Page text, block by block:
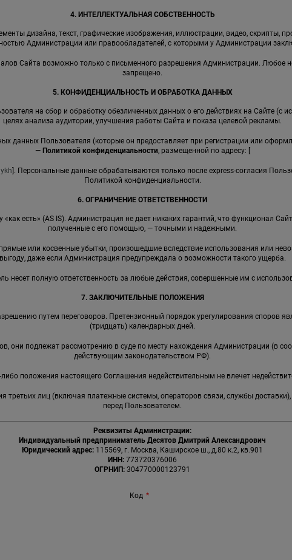
4. ИНТЕЛЛЕКТУАЛЬНАЯ СОБСТВЕННОСТЬ
дизайна, текст, графические изображения, иллюстрации, видео, скрипты,
Администрации или правообладателей, с которыми у Администрации
Сайта возможно только с письменного разрешения Администрации. Любое
запрещено.
5. КОНФИДЕНЦИАЛЬНОСТЬ И ОБРАБОТКА ДАННЫХ
на сбор и обработку обезличенных данных о его действиях на Сайте (с
целях анализа аудитории, улучшения работы Сайта и показа целевой рекламы.
данных Пользователя (которые он предоставляет при регистрации или
— Политикой конфиденциальности, размещенной по адресу: [
]. Персональные данные обрабатываются только после express-согласия
Политикой конфиденциальности.
6. ОГРАНИЧЕНИЕ ОТВЕТСТВЕННОСТИ
есть» (AS IS). Администрация не дает никаких гарантий, что функционал
полученные с его помощью, — точными и надежными.
или косвенные убытки, произошедшие вследствие использования или
выгоду, даже если Администрация предупреждала о возможности такого ущерба.
несет полную ответственность за любые действия, совершенные им с
7. ЗАКЛЮЧИТЕЛЬНЫЕ ПОЛОЖЕНИЯ
путем переговоров. Претензионный порядок урегулирования споров
(тридцать) календарных дней.
они подлежат рассмотрению в суде по месту нахождения Администрации (в
действующим законодательством РФ).
положения настоящего Соглашения недействительным не влечет
третьих лиц (включая платежные системы, операторов связи, службы
перед Пользователем.
Реквизиты Администрации:
Индивидуальный предприниматель Десятов Дмитрий Александрович
Юридический адрес: 115569, г. Москва, Каширское ш., д.80 к.2, кв.901
ИНН: 773720376006
ОГРНИП: 304770000123791
Код